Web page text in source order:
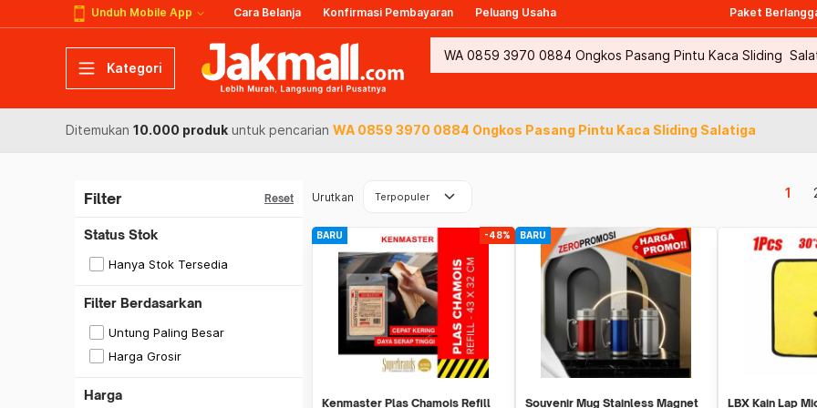
Unduh Mobile App Cara Belanja Konfirmasi Pembayaran Peluang Usaha Paket
Kategori
Ditemukan 10.000 produk untuk pencarian WA 0859 3970 0884 Ongkos Pasang Pintu Kaca Sliding Salatiga
Filter Reset
Status Stok
Hanya Stok Tersedia
Filter Berdasarkan
Untung Paling Besar
Harga Grosir
Harga
Urutkan Terpopuler keyboard_arrow_down 1
BARU -48%
Kenmaster Plas Chamois Refill
BARU
Souvenir Mug Stainless Magnet
LBX Kain Lap